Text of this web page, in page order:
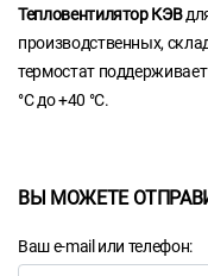
Тепловентилятор КЭВ
производственных,
термостат
°С до +40 °С.
ВЫ МОЖЕТЕ
Ваш e-mail или телефон: